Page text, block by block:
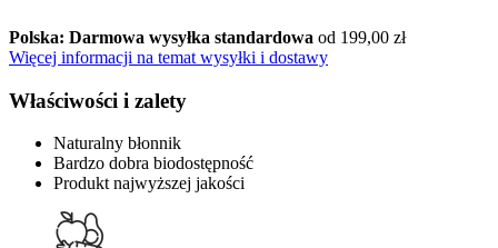
Polska: Darmowa wysyłka standardowa od 199,00 zł
Więcej informacji na temat wysyłki i dostawy
Właściwości i zalety
Naturalny błonnik
Bardzo dobra biodostępność
Produkt najwyższej jakości